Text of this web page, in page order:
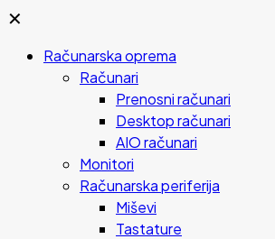
✕
Računarska oprema
Računari
Prenosni računari
Desktop računari
AIO računari
Monitori
Računarska periferija
Miševi
Tastature